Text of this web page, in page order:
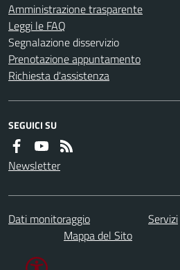
Amministrazione trasparente
Leggi le FAQ
Segnalazione disservizio
Prenotazione appuntamento
Richiesta d'assistenza
SEGUICI SU
Newsletter
Dati monitoraggio Servizi
Mappa del Sito